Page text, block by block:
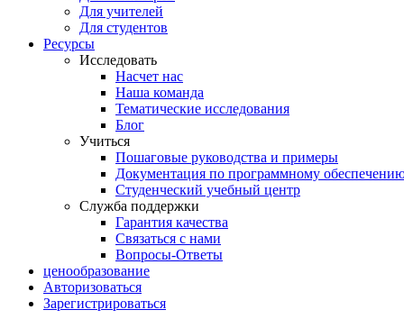
Для учителей
Для студентов
Ресурсы
Исследовать
Насчет нас
Наша команда
Тематические исследования
Блог
Учиться
Пошаговые руководства и примеры
Документация по программному
Студенческий учебный центр
Служба поддержки
Гарантия качества
Связаться с нами
Вопросы-Ответы
ценообразование
Авторизоваться
Зарегистрироваться